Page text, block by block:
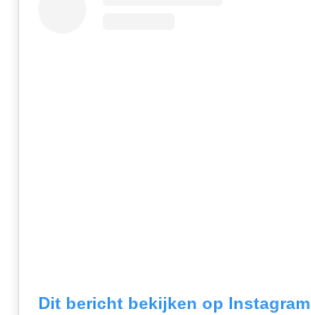
Dit bericht bekijken op Instagram